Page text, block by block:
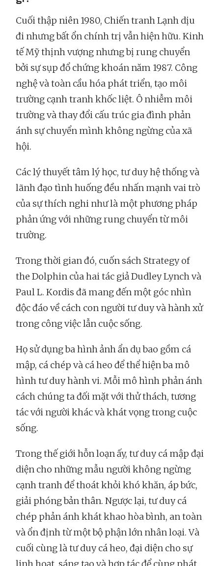
Cuối thập niên 1980, Chiến tranh Lạnh dịu
đi nhưng bất ổn chính trị vẫn hiện hữu. Kinh
tế Mỹ thịnh vượng nhưng bị rung chuyển
bởi sự sụp đổ chứng khoán năm 1987. Công
nghệ và toàn cầu hóa phát triển, tạo môi
trường cạnh tranh khốc liệt. Ô nhiễm môi
trường và thay đổi cấu trúc gia đình phản
ánh sự chuyển mình không ngừng của xã
hội.
Các lý thuyết tâm lý học, tư duy hệ thống và
lãnh đạo tình huống đều nhấn mạnh vai trò
của sự thích nghi như là một phương pháp
phản ứng với những rung chuyển từ môi
trường.
Trong thời gian đó, cuốn sách Strategy of
the Dolphin của hai tác giả Dudley Lynch và
Paul L. Kordis đã mang đến một góc nhìn
độc đáo về cách con người tư duy và hành xử
trong công việc lẫn cuộc sống.
Họ sử dụng ba hình ảnh ẩn dụ bao gồm cá
mập, cá chép và cá heo để thể hiện ba mô
hình tư duy hành vi. Mỗi mô hình phản ánh
cách chúng ta đối mặt với thử thách, tương
tác với người khác và khát vọng trong cuộc
sống.
Trong thế giới hỗn loạn ấy, tư duy cá mập đại
diện cho những mẫu người không ngừng
cạnh tranh để thoát khỏi khó khăn, áp bức,
giải phóng bản thân. Ngược lại, tư duy cá
chép phản ánh khát khao hòa bình, an toàn
và ổn định từ một bộ phận lớn nhân loại. Và
cuối cùng là tư duy cá heo, đại diện cho sự